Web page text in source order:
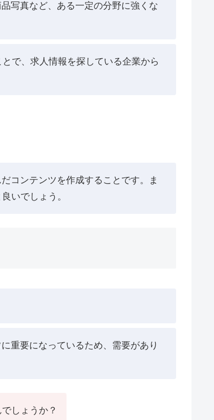
写真など、ある一定の分野に強くな
で、求人情報を探している企業から
コンテンツを作成することです。ま
いでしょう。
重要になっているため、需要があり
しょうか？